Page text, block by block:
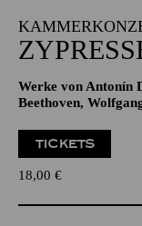
Werke von Antonín
Beethoven,
TICKETS
18,00 €